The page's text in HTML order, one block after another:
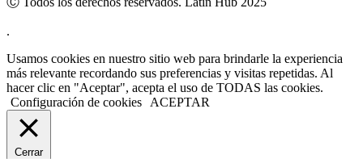
.
Usamos cookies en nuestro sitio web para brindarle la experiencia
más relevante recordando sus preferencias y visitas repetidas. Al
hacer clic en "Aceptar", acepta el uso de TODAS las cookies.
Configuración de cookies
ACEPTAR
Cerrar